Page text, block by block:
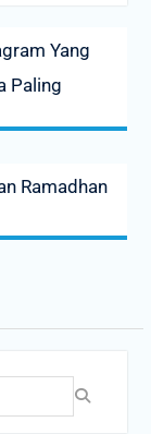
Yang
Paling
Ramadhan